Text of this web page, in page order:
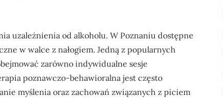
uzależnienia od alkoholu. W Poznaniu dostępne
w walce z nałogiem. Jedną z popularnych
zarówno indywidualne sesje
poznawczo-behawioralna jest często
myślenia oraz zachowań związanych z piciem